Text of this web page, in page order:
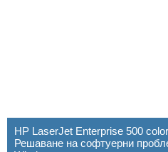
HP LaserJet Enterprise 500
Решаване на софтуерни